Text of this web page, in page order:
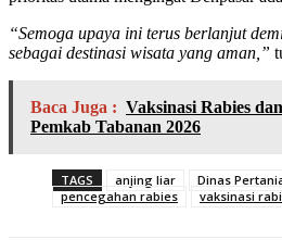
“Semoga upaya ini terus berlanjut
sebagai destinasi wisata yang aman,”
Baca Juga : Vaksinasi Rabies
Pemkab Tabanan 2026
TAGS anjing liar Dinas
pencegahan rabies
vaksinasi